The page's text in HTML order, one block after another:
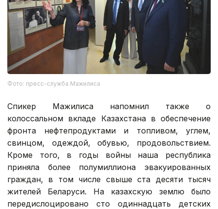
Фото: пресс-служба Мажилиса
Спикер Мажилиса напомнил также о
колоссальном вкладе Казахстана в обеспечение
фронта нефтепродуктами и топливом, углем,
свинцом, одеждой, обувью, продовольствием.
Кроме того, в годы войны наша республика
приняла более полумиллиона эвакуированных
граждан, в том числе свыше ста десяти тысяч
жителей Беларуси. На казахскую землю было
передислоцировано сто одиннадцать детских